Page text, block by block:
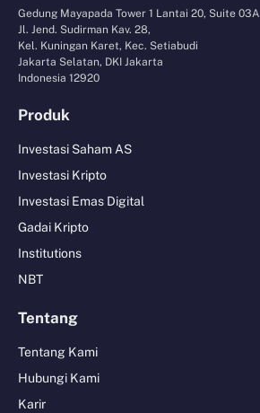
Gedung Mayapada Tower 1 Lantai 20, Suite 03A
Jl. Jend. Sudirman Kav. 28,
Kel. Kuningan Karet, Kec. Setiabudi
Jakarta Selatan, DKI Jakarta
Indonesia 12920
Produk
Investasi Saham AS
Investasi Kripto
Investasi Emas Digital
Gadai Kripto
Institutions
NBT
Tentang
Tentang Kami
Hubungi Kami
Karir